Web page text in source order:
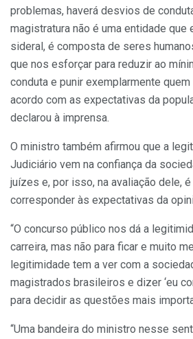
problemas, haverá desvios de
magistratura não é uma entidade que
sideral, é composta de seres
que nos esforçar para reduzir ao
conduta e punir exemplarmente
acordo com as expectativas da
declarou à imprensa.
O ministro também afirmou que a
Judiciário vem na confiança da
juízes e, por isso, na avaliação dele,
corresponder às expectativas da
“O concurso público nos dá a
carreira, mas não para ficar e muito
legitimidade tem a ver com a
magistrados brasileiros e dizer ‘eu
para decidir as questões mais
“Uma bandeira do ministro nesse